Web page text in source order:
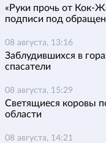
«Руки прочь от Кок-
подписи под
08 августа, 13:16
Заблудившихся в
спасатели
08 августа, 15:29
Светящиеся коровы
области
08 августа, 14:21